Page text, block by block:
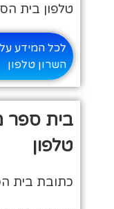
טלפון בית הספר: 09-
לכל המידע
השרון טלפון
בית ספר
טלפון
כתובת בית